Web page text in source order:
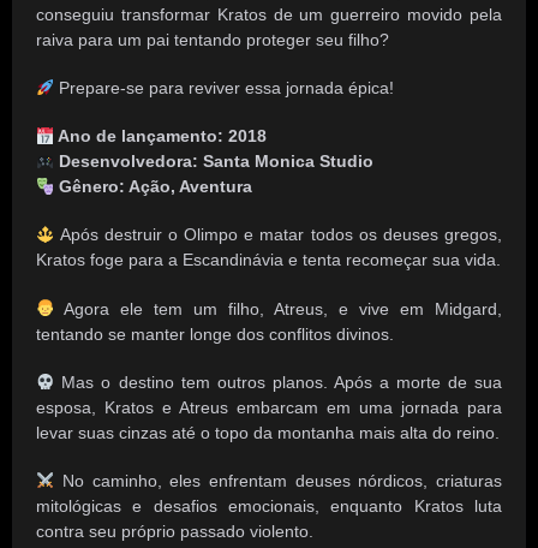
conseguiu transformar Kratos de um guerreiro movido pela
raiva para um pai tentando proteger seu filho?
Prepare-se para reviver essa jornada épica!
Ano de lançamento: 2018
Desenvolvedora: Santa Monica Studio
Gênero: Ação, Aventura
Após destruir o Olimpo e matar todos os deuses gregos,
Kratos foge para a Escandinávia e tenta recomeçar sua vida.
Agora ele tem um filho, Atreus, e vive em Midgard,
tentando se manter longe dos conflitos divinos.
Mas o destino tem outros planos. Após a morte de sua
esposa, Kratos e Atreus embarcam em uma jornada para
levar suas cinzas até o topo da montanha mais alta do reino.
No caminho, eles enfrentam deuses nórdicos, criaturas
mitológicas e desafios emocionais, enquanto Kratos luta
contra seu próprio passado violento.